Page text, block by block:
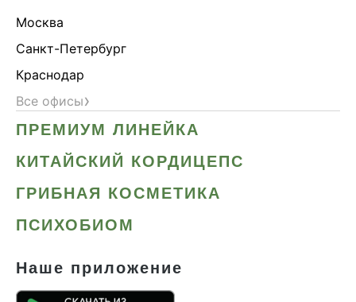
Москва
Санкт-Петербург
Краснодар
Все офисы›
ПРЕМИУМ ЛИНЕЙКА
КИТАЙСКИЙ КОРДИЦЕПС
ГРИБНАЯ КОСМЕТИКА
ПСИХОБИОМ
Наше приложение